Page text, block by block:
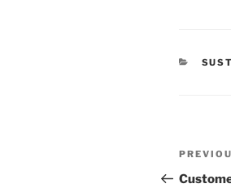
Post
Post